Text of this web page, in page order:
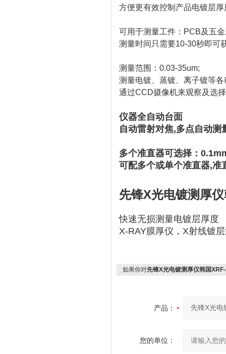
方便更有效控制产品电镀层
可用于测量工件：PCB及五
测量时间只需要10-30秒即可
测量范围：0.03-35um;
测量电镀、蒸镀、离子镀等
通过CCD摄像机来观察及选
仪器全自动台面
自动雷射对焦,多点自动测
多个准直器可选择：
可配多个或单个准直器,准
先锋X光电镀测厚
快速无损测量电镀层厚度
X-RAY膜厚仪，X射线镀
如果你对先锋X光电镀测厚仪韩国
产品：
您的单位：